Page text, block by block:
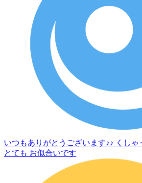
いつもありがとうございます♪♪ くし
とても お似合いです